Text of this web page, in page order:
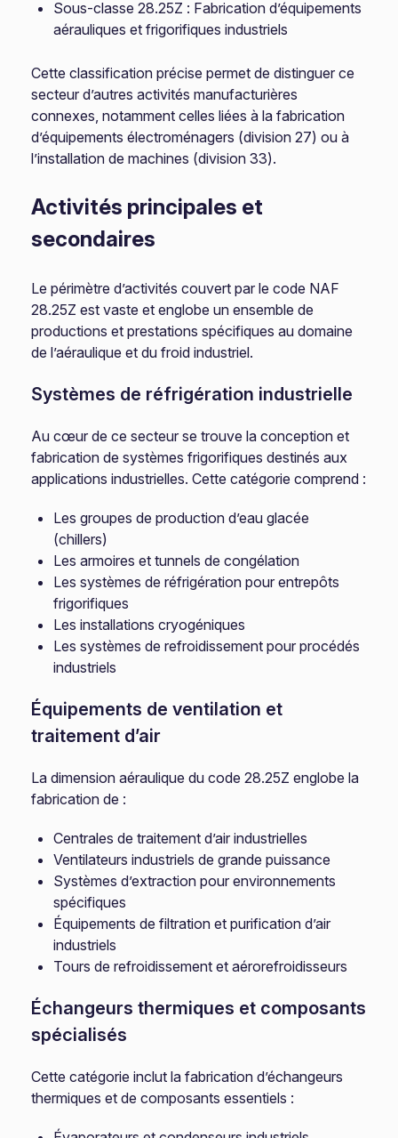
Sous-classe 28.25Z : Fabrication d’équipements
aérauliques et frigorifiques industriels
Cette classification précise permet de distinguer ce
secteur d’autres activités manufacturières
connexes, notamment celles liées à la fabrication
d’équipements électroménagers (division 27) ou à
l’installation de machines (division 33).
Activités principales et
secondaires
Le périmètre d’activités couvert par le code NAF
28.25Z est vaste et englobe un ensemble de
productions et prestations spécifiques au domaine
de l’aéraulique et du froid industriel.
Systèmes de réfrigération industrielle
Au cœur de ce secteur se trouve la conception et
fabrication de systèmes frigorifiques destinés aux
applications industrielles. Cette catégorie comprend :
Les groupes de production d’eau glacée
(chillers)
Les armoires et tunnels de congélation
Les systèmes de réfrigération pour entrepôts
frigorifiques
Les installations cryogéniques
Les systèmes de refroidissement pour procédés
industriels
Équipements de ventilation et
traitement d’air
La dimension aéraulique du code 28.25Z englobe la
fabrication de :
Centrales de traitement d’air industrielles
Ventilateurs industriels de grande puissance
Systèmes d’extraction pour environnements
spécifiques
Équipements de filtration et purification d’air
industriels
Tours de refroidissement et aérorefroidisseurs
Échangeurs thermiques et composants
spécialisés
Cette catégorie inclut la fabrication d’échangeurs
thermiques et de composants essentiels :